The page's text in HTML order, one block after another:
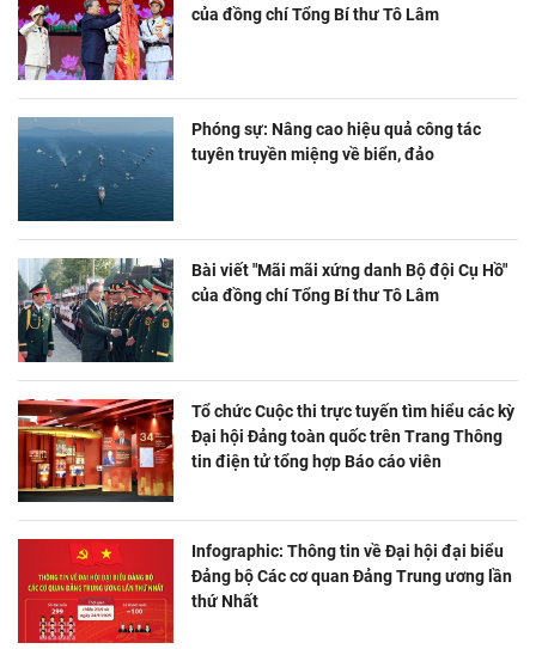
của đồng chí Tổng Bí thư Tô Lâm
Phóng sự: Nâng cao hiệu quả công tác
tuyên truyền miệng về biển, đảo
Bài viết "Mãi mãi xứng danh Bộ đội Cụ Hồ"
của đồng chí Tổng Bí thư Tô Lâm
Tổ chức Cuộc thi trực tuyến tìm hiểu các kỳ
Đại hội Đảng toàn quốc trên Trang Thông
tin điện tử tổng hợp Báo cáo viên
Infographic: Thông tin về Đại hội đại biểu
Đảng bộ Các cơ quan Đảng Trung ương lần
thứ Nhất